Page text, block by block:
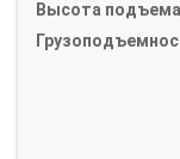
Высота